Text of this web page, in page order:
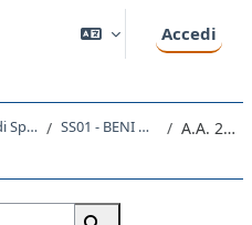
Accedi
Scuola di Specializzazione SS01 - BENI ARCHEOLOGICI A.A. 2018 - 2019
Cerca corsi